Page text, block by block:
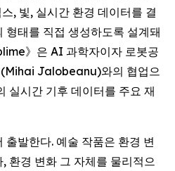
, 빛, 실시간 환경 데이터를 결
형태를 직접 생성하도록 설계돼
》은 AI 과학자이자 로봇공
(Mihai Jalobeanu)와의 협업으
실시간 기후 데이터를 주요 재
출발한다. 예술 작품은 환경 변
환경 변화 그 자체를 물리적으